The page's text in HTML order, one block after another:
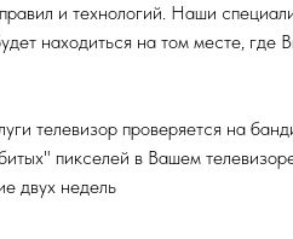
и технологий. Наши
находиться на том месте, где
телевизор проверяется на
пикселей в Вашем
двух недель